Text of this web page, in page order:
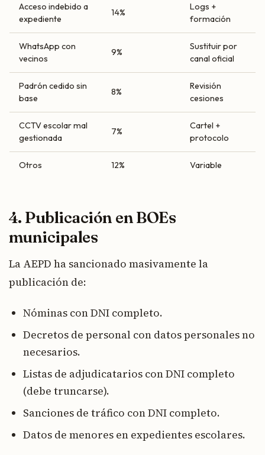
Acceso indebido a
expediente
14%
Logs +
formación
WhatsApp con
vecinos
9%
Sustituir por
canal oficial
Padrón cedido sin
base
8%
Revisión
cesiones
CCTV escolar mal
gestionada
7%
Cartel +
protocolo
Otros 12% Variable
4. Publicación en BOEs
municipales
La AEPD ha sancionado masivamente la
publicación de:
Nóminas con DNI completo.
Decretos de personal con datos personales no
necesarios.
Listas de adjudicatarios con DNI completo
(debe truncarse).
Sanciones de tráfico con DNI completo.
Datos de menores en expedientes escolares.